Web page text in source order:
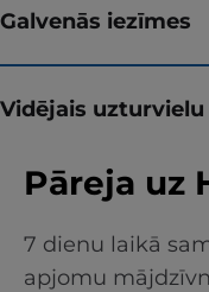
Galvenās iezīmes
Vidējais
Pāreja uz
7 dienu laikā
apjomu